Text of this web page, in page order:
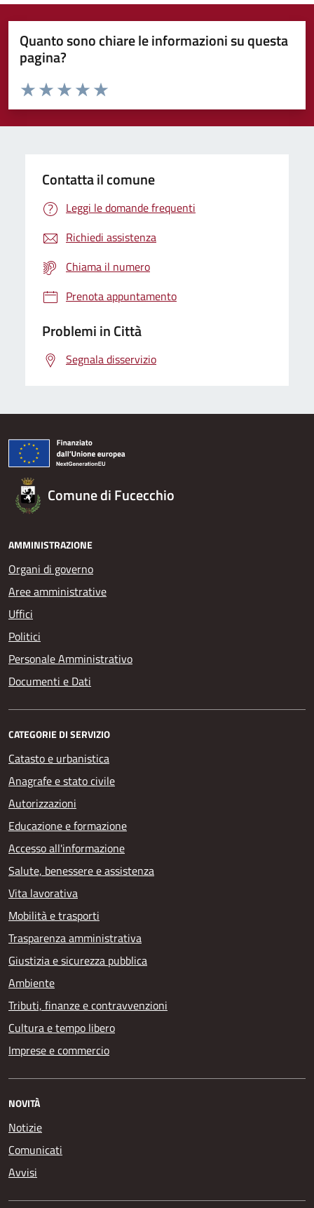
Quanto sono chiare le informazioni su questa
pagina?
Domanda
Valuta da 1 a 5 stelle la pagina
Valuta 5 stelle su 5
Valuta 4 stelle su 5
Valuta 3 stelle su 5
Valuta 2 stelle su 5
Valuta 1 stelle su 5
Contatta il comune
Leggi le domande frequenti
Richiedi assistenza
Chiama il numero
Prenota appuntamento
Problemi in Città
Segnala disservizio
Comune di Fucecchio
AMMINISTRAZIONE
Organi di governo
Aree amministrative
Uffici
Politici
Personale Amministrativo
Documenti e Dati
CATEGORIE DI SERVIZIO
Catasto e urbanistica
Anagrafe e stato civile
Autorizzazioni
Educazione e formazione
Accesso all'informazione
Salute, benessere e assistenza
Vita lavorativa
Mobilità e trasporti
Trasparenza amministrativa
Giustizia e sicurezza pubblica
Ambiente
Tributi, finanze e contravvenzioni
Cultura e tempo libero
Imprese e commercio
NOVITÀ
Notizie
Comunicati
Avvisi